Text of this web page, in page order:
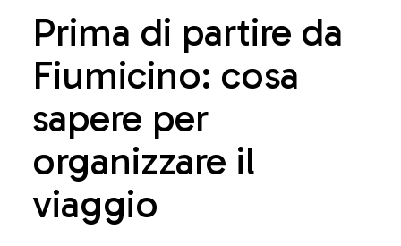
Prima di partire da
Fiumicino: cosa
sapere per
organizzare il
viaggio